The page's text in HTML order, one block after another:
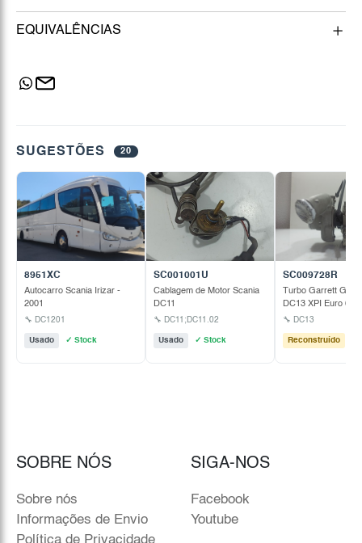
EQUIVALÊNCIAS
SUGESTÕES 20
8951XC
Autocarro Scania Irizar -
2001
🔧 DC1201
Usado ✓ Stock
SC001001U
Cablagem de Motor Scania
DC11
🔧 DC11;DC11.02
Usado ✓ Stock
SC009728R
Turbo Garrett
DC13 XPI Euro 6
🔧 DC13
Reconstruído
SOBRE NÓS
Sobre nós
Informações de Envio
SIGA-NOS
Facebook
Youtube